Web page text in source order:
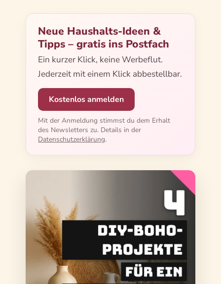
Neue Haushalts-Ideen &
Tipps – gratis ins Postfach
Ein kurzer Klick, keine Werbeflut.
Jederzeit mit einem Klick abbestellbar.
Kostenlos anmelden
Mit der Anmeldung stimmst du dem Erhalt
des Newsletters zu. Details in der
Datenschutzerklärung.